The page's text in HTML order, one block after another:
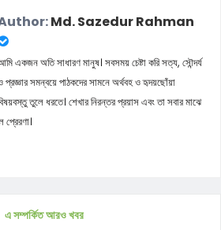
Md. Sazedur Rahman
একজন অতি সাধারণ মানুষ। সবসময় চেষ্টা করি সত্য, সৌন্দর্য
প্রজ্ঞার সমন্বয়ে পাঠকদের সামনে অর্থবহ ও হৃদয়ছোঁয়া
তুলে ধরতে। শেখার নিরন্তর প্রয়াস এবং তা সবার মাঝে
এ সম্পর্কিত আরও খবর